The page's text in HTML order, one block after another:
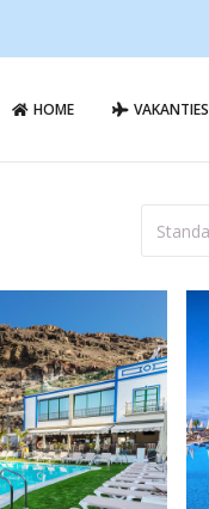
HOME VAKANTIES